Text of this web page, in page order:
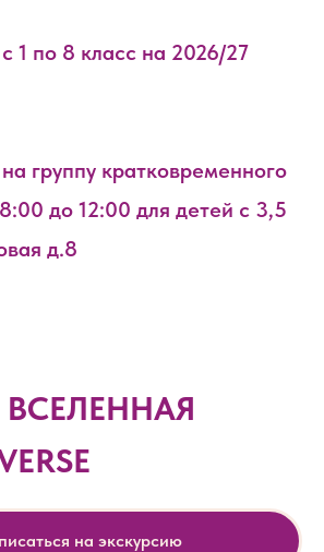
1 по 8 класс на 2026/27
группу кратковременного
до 12:00 для детей с 3,5
д.8
на экскурсию